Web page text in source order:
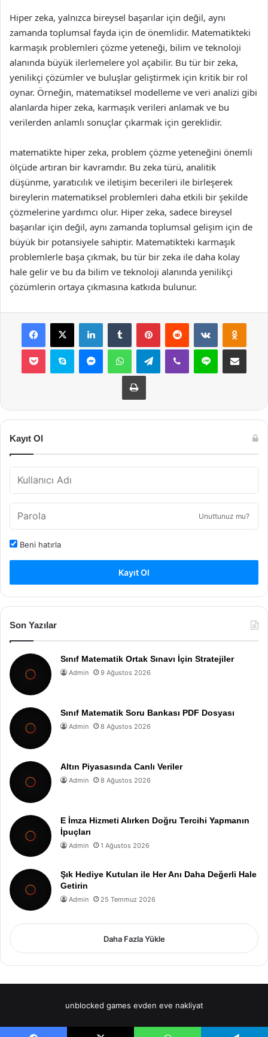
Hiper zeka, yalnızca bireysel başarılar için değil, aynı
zamanda toplumsal fayda için de önemlidir. Matematikteki
karmaşık problemleri çözme yeteneği, bilim ve teknoloji
alanında büyük ilerlemelere yol açabilir. Bu tür bir zeka,
yenilikçi çözümler ve buluşlar geliştirmek için kritik bir rol
oynar. Örneğin, matematiksel modelleme ve veri analizi gibi
alanlarda hiper zeka, karmaşık verileri anlamak ve bu
verilerden anlamlı sonuçlar çıkarmak için gereklidir.
matematikte hiper zeka, problem çözme yeteneğini önemli
ölçüde artıran bir kavramdır. Bu zeka türü, analitik
düşünme, yaratıcılık ve iletişim becerileri ile birleşerek
bireylerin matematiksel problemleri daha etkili bir şekilde
çözmelerine yardımcı olur. Hiper zeka, sadece bireysel
başarılar için değil, aynı zamanda toplumsal gelişim için de
büyük bir potansiyele sahiptir. Matematikteki karmaşık
problemlerle başa çıkmak, bu tür bir zeka ile daha kolay
hale gelir ve bu da bilim ve teknoloji alanında yenilikçi
çözümlerin ortaya çıkmasına katkıda bulunur.
Facebook
X LinkedInTumblr PinterestReddit VKontakte
Pocket Skype MessengerWhatsAppTelegramViber Line E-Posta ile
Yazdır
Kayıt Ol
Unuttunuz mu?
Beni hatırla
Kayıt Ol
Son Yazılar
Sınıf Matematik Ortak Sınavı İçin Stratejiler
Admin 9 Ağustos 2026
Sınıf Matematik Soru Bankası PDF Dosyası
Admin 8 Ağustos 2026
Altın Piyasasında Canlı Veriler
Admin 8 Ağustos 2026
E İmza Hizmeti Alırken Doğru Tercihi Yapmanın
İpuçları
Admin 1 Ağustos 2026
Şık Hediye Kutuları ile Her Anı Daha Değerli Hale
Getirin
Admin 25 Temmuz 2026
Daha Fazla Yükle
unblocked games evden eve nakliyat